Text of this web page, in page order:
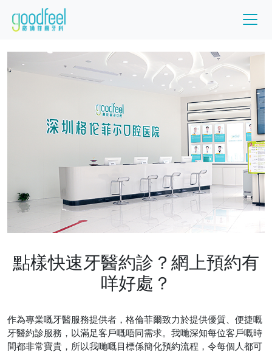
點樣快速牙醫約診？網上預約有
咩好處？
作為專業嘅牙醫服務提供者，格倫菲爾致力於提供優質、便捷嘅
牙醫約診服務，以滿足客戶嘅唔同需求。我哋深知每位客戶嘅時
間都非常寶貴，所以我哋嘅目標係簡化預約流程，令每個人都可